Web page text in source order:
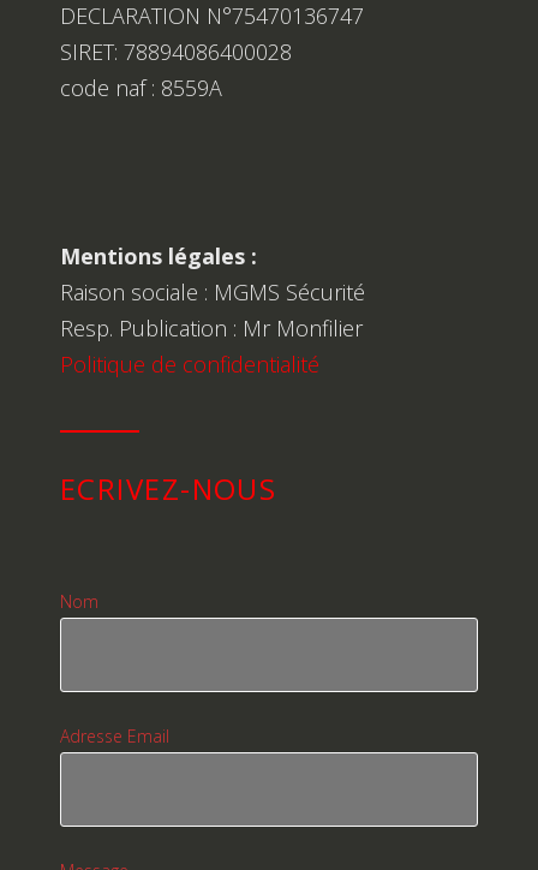
DECLARATION N°75470136747
SIRET: 78894086400028
code naf : 8559A
Mentions légales :
Raison sociale : MGMS Sécurité
Resp. Publication : Mr Monfilier
Politique de confidentialité
ECRIVEZ-NOUS
Nom
Adresse Email